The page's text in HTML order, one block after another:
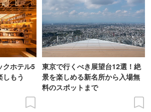
クホテル5
もう
東京で行くべき展望台12選！絶
景を楽しめる新名所から入場無
料のスポットまで